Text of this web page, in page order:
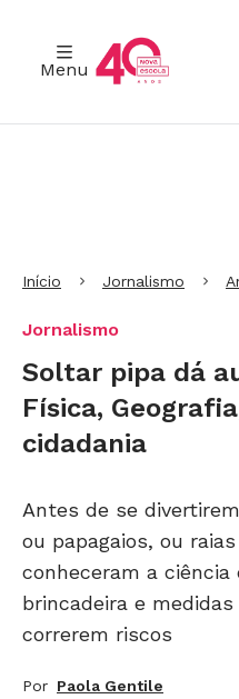
Menu
Início Jornalismo
Jornalismo
Soltar pipa dá
Física,
cidadania
Antes de se
ou papagaios, ou
conheceram a
brincadeira e
correrem riscos
Por Paola Gentile